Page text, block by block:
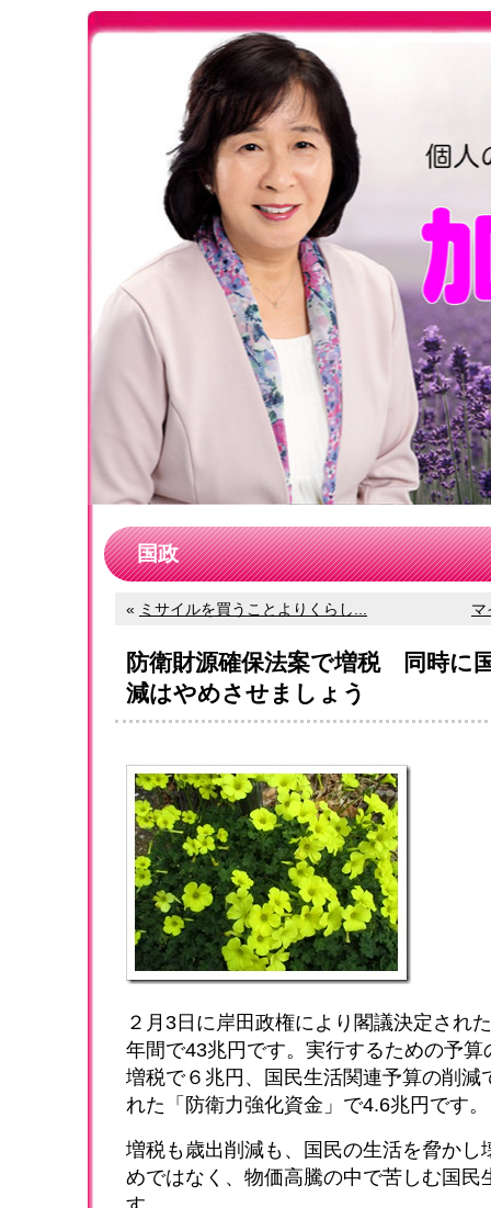
国政
« ミサイルを買うことよりくらし...
防衛財源確保法案で増税 同時に
減はやめさせましょう
２月3日に岸田政権により閣議決定され
年間で43兆円です。実行するための予
増税で６兆円、国民生活関連予算の削減
れた「防衛力強化資金」で4.6兆円です。
増税も歳出削減も、国民の生活を脅かし
めではなく、物価高騰の中で苦しむ国民